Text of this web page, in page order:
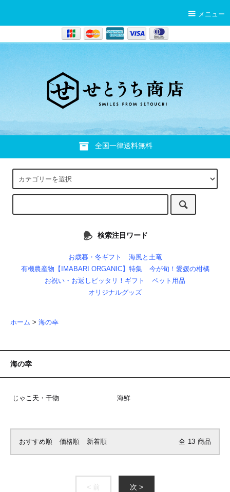
メニュー
全国一律送料無料
検索注目ワード
お歳暮・冬ギフト
海風と土竜
有機農産物【IMABARI ORGANIC】特集
今が旬！愛媛の柑橘
お祝い・お返しピッタリ！ギフト
ペット用品
オリジナルグッズ
ホーム > 海の幸
海の幸
じゃこ天・干物 海鮮
おすすめ順 価格順 新着順 全 13 商品
< 前 次 >